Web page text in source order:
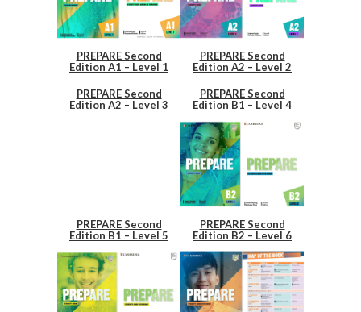
PREPARE Second
Edition A1 – Level 1
PREPARE Second
Edition A2 – Level 2
PREPARE Second
Edition A2 – Level 3
PREPARE Second
Edition B1 – Level 4
PREPARE Second
Edition B1 – Level 5
PREPARE Second
Edition B2 – Level 6